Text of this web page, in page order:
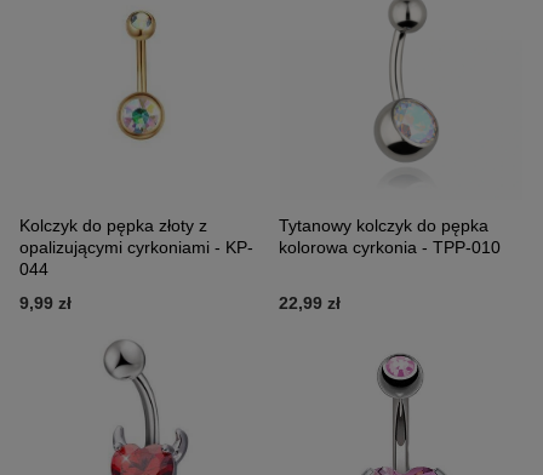
Kolczyk do pępka złoty z
opalizującymi cyrkoniami - KP-
044
9,99 zł
Tytanowy kolczyk do pępka
kolorowa cyrkonia - TPP-010
22,99 zł